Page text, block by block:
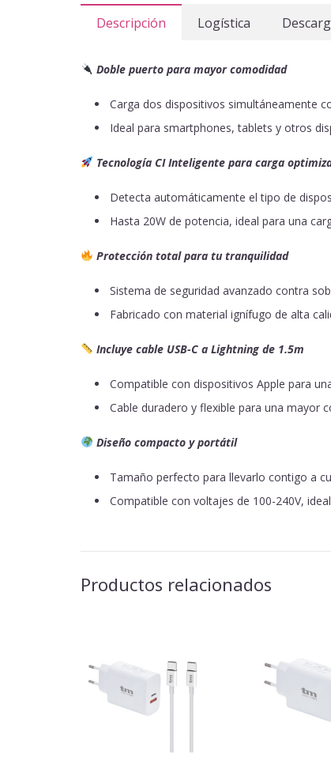
Descripción Logística
Doble puerto para mayor comodidad
Carga dos dispositivos simultáneamente
Ideal para smartphones, tablets y otros
Tecnología CI Inteligente para carga
Detecta automáticamente el tipo de
Hasta 20W de potencia, ideal para una
Protección total para tu tranquilidad
Sistema de seguridad avanzado contra
Fabricado con material ignífugo de alta
Incluye cable USB-C a Lightning de 1.5m
Compatible con dispositivos Apple para
Cable duradero y flexible para una mayor
Diseño compacto y portátil
Tamaño perfecto para llevarlo contigo a
Compatible con voltajes de 100-240V,
Productos relacionados